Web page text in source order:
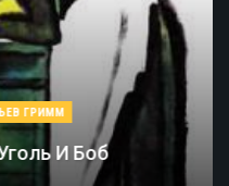
ГРИММ
И Боб